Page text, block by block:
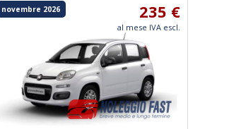
novembre 2026 235 €
al mese IVA escl.